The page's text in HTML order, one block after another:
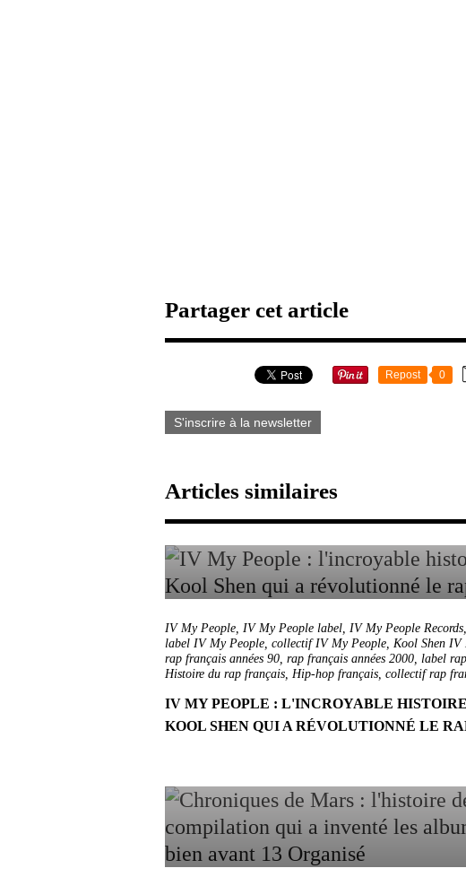
Partager cet article
Repost 0
S'inscrire à la newsletter
Articles similaires
IV My People, IV My People label, IV My People Records,
label IV My People, collectif IV My People, Kool Shen IV
rap français années 90, rap français années 2000, label
Histoire du rap français, Hip-hop français, collectif rap
IV MY PEOPLE : L'INCROYABLE
KOOL SHEN QUI A RÉVOLUTIONNÉ LE